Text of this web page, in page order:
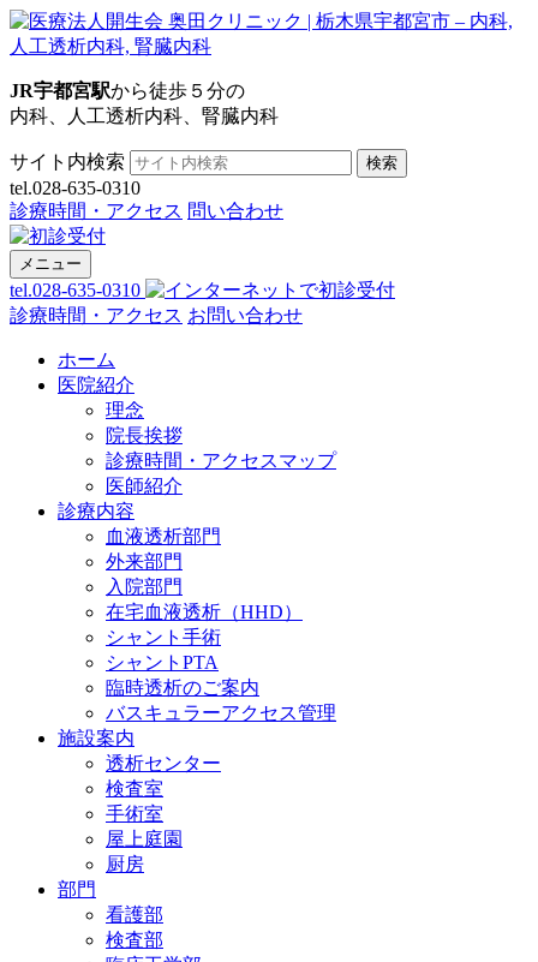
JR宇都宮駅から徒歩５分の
内科、人工透析内科、腎臓内科
サイト内検索 検索
tel.028-635-0310
診療時間・アクセス 問い合わせ
メニュー
tel.028-635-0310
診療時間・アクセス お問い合わせ
ホーム
医院紹介
理念
院長挨拶
診療時間・アクセスマップ
医師紹介
診療内容
血液透析部門
外来部門
入院部門
在宅血液透析（HHD）
シャント手術
シャントPTA
臨時透析のご案内
バスキュラーアクセス管理
施設案内
透析センター
検査室
手術室
屋上庭園
厨房
部門
看護部
検査部